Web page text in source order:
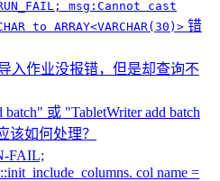
msg:Cannot cast
to ARRAY<VARCHAR(30)> 错
入作业没报错，但是却查询不
或 "TabletWriter add batch
该如何处理？
FAIL;
col name =